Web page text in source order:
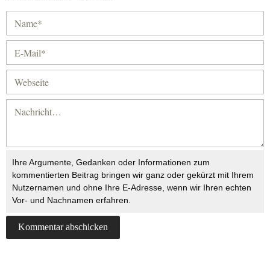
Ihre Argumente, Gedanken oder Informationen zum
kommentierten Beitrag bringen wir ganz oder gekürzt mit Ihrem
Nutzernamen und ohne Ihre E-Adresse, wenn wir Ihren echten
Vor- und Nachnamen erfahren.